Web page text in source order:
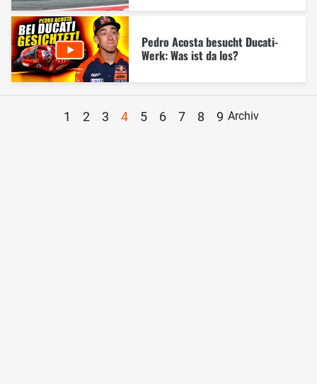
Pedro Acosta besucht Ducati-
Werk: Was ist da los?
1 2 3 4 5 6 7 8 9 Archiv